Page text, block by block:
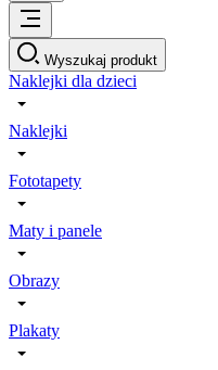
Wyszukaj produkt
Naklejki dla dzieci
Naklejki
Fototapety
Maty i panele
Obrazy
Plakaty